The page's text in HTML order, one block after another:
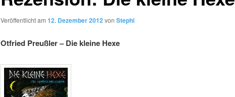
Veröffentlicht am 12. Dezember 2012von Stephi
Otfried Preußler – Die kleine Hexe